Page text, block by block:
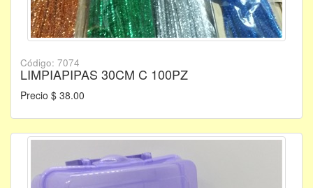
Código: 7074
LIMPIAPIPAS 30CM C 100PZ
Precio $ 38.00